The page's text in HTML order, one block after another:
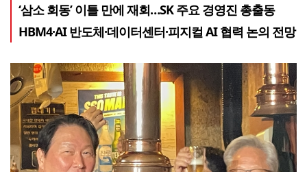
‘삼소 회동’ 이틀 만에 재회…SK 주요 경영진 총출동
HBM4·AI 반도체·데이터센터·피지컬 AI 협력 논의 전망